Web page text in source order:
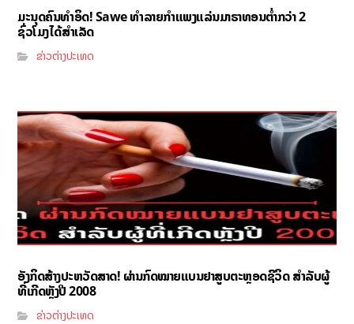
ມະນຸດຄົນທຳອິດ! Sawe ທຳລາຍກຳແພງແລ່ນມາຣາທອນຕ່ຳກວ່າ 2
ຊົ່ວໂມງໄດ້ສຳເລັດ
ຂ່າວຕ່າງປະເທດ
ອັງກິດສ້າງປະຫວັດສາດ! ຜ່ານກົດໝາຍແບນຢາສູບຕະຫຼອດຊີວິດ ສຳລັບຜູ້
ທີ່ເກີດຫຼັງປີ 2008
ຂ່າວຕ່າງປະເທດ